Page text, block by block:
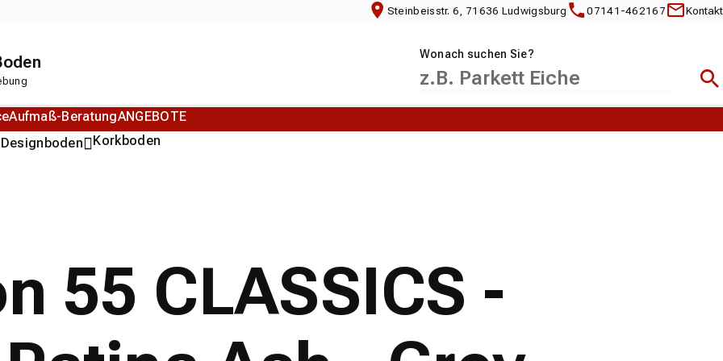
Steinbeisstr. 6, 71636 Ludwigsburg 07141-462167 Kontakt
Wonach suchen Sie?
Designboden Korkboden
Aufmaß-BeratungANGEBOTE
55 CLASSICS -